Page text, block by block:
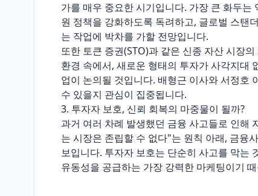
가를 매우 중요한 시기입니다. 가장 큰 화두는
원 정책을 강화하도록 독려하고, 글로벌 스탠
는 작업에 박차를 가할 전망입니다.
또한 토큰 증권(STO)과 같은 신종 자산 시장
환경 속에서, 새로운 형태의 투자가 사각지대
업이 논의될 것입니다. 배형근 이사와 서정호
수 있을지 관심이 집중됩니다.
3. 투자자 보호, 신뢰 회복의 마중물이 될까?
과거 여러 차례 발생했던 금융 사고들로 인해
는 시장은 존립할 수 없다"는 원칙 아래, 금융
보입니다. 투자자 보호는 단순히 사고를 막는
유동성을 공급하는 가장 강력한 마케팅이기